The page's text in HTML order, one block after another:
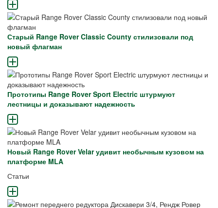
Старый Range Rover Classic County стилизовали под
новый флагман
Прототипы Range Rover Sport Electric штурмуют
лестницы и доказывают надежность
Новый Range Rover Velar удивит необычным кузовом на
платформе MLA
Статьи